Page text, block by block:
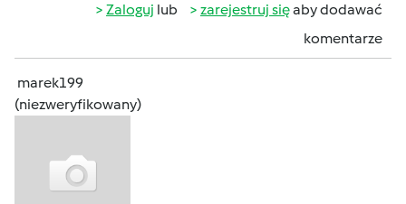
Zaloguj lub zarejestruj sięaby dodawać
komentarze
marek199
(niezweryfikowany)